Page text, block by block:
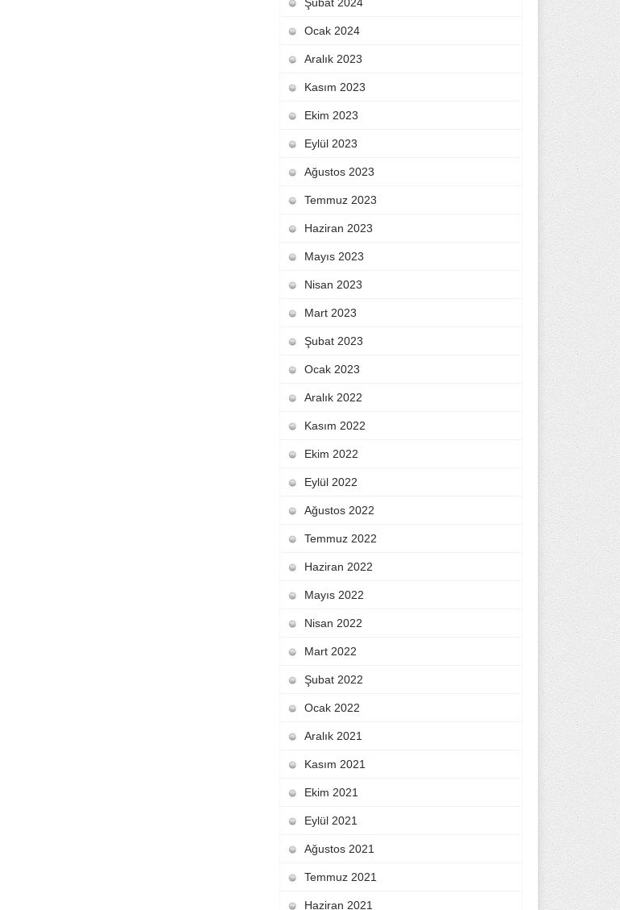
Ocak 2024
Aralık 2023
Kasım 2023
Ekim 2023
Eylül 2023
Ağustos 2023
Temmuz 2023
Haziran 2023
Mayıs 2023
Nisan 2023
Mart 2023
Şubat 2023
Ocak 2023
Aralık 2022
Kasım 2022
Ekim 2022
Eylül 2022
Ağustos 2022
Temmuz 2022
Haziran 2022
Mayıs 2022
Nisan 2022
Mart 2022
Şubat 2022
Ocak 2022
Aralık 2021
Kasım 2021
Ekim 2021
Eylül 2021
Ağustos 2021
Temmuz 2021
Haziran 2021